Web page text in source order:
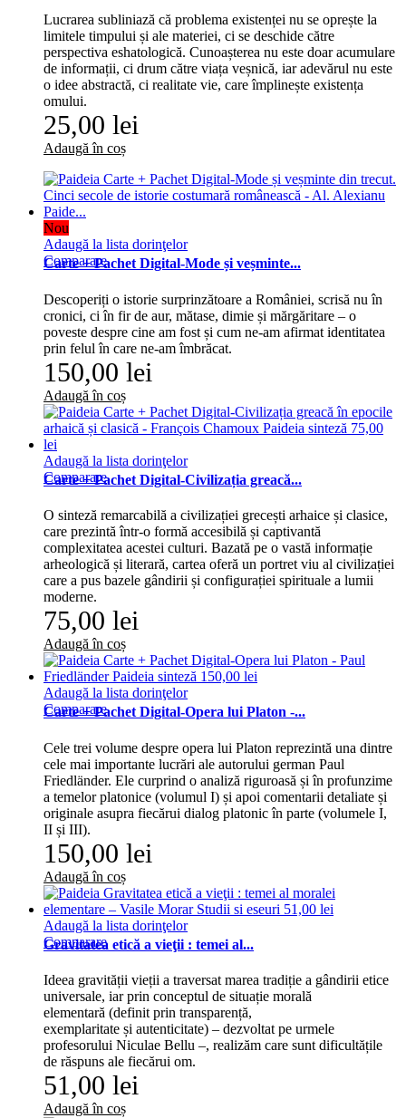
Lucrarea subliniază că problema existenței nu se oprește la
limitele timpului și ale materiei, ci se deschide către
perspectiva eshatologică. Cunoașterea nu este doar acumulare
de informații, ci drum către viața veșnică, iar adevărul nu este
o idee abstractă, ci realitate vie, care împlinește existența
omului.
25,00 lei
Adaugă în coș
Nou
Adaugă la lista dorinţelor
Comparare
Carte + Pachet Digital-Mode și veșminte...
Descoperiți o istorie surprinzătoare a României, scrisă nu în
cronici, ci în fir de aur, mătase, dimie și mărgăritare – o
poveste despre cine am fost și cum ne-am afirmat identitatea
prin felul în care ne-am îmbrăcat.
150,00 lei
Adaugă în coș
Adaugă la lista dorinţelor
Comparare
Carte + Pachet Digital-Civilizația greacă...
O sinteză remarcabilă a civilizației grecești arhaice și clasice,
care prezintă într-o formă accesibilă și captivantă
complexitatea acestei culturi. Bazată pe o vastă informație
arheologică și literară, cartea oferă un portret viu al civilizației
care a pus bazele gândirii și configurației spirituale a lumii
moderne.
75,00 lei
Adaugă în coș
Adaugă la lista dorinţelor
Comparare
Carte + Pachet Digital-Opera lui Platon -...
Cele trei volume despre opera lui Platon reprezintă una dintre
cele mai importante lucrări ale autorului german Paul
Friedländer. Ele curprind o analiză riguroasă și în profunzime
a temelor platonice (volumul I) și apoi comentarii detaliate și
originale asupra fiecărui dialog platonic în parte (volumele I,
II și III).
150,00 lei
Adaugă în coș
Adaugă la lista dorinţelor
Comparare
Gravitatea etică a vieţii : temei al...
Ideea gravității vieții a traversat marea tradiție a gândirii etice
universale, iar prin conceptul de situație morală
elementară (definit prin transparență,
exemplaritate și autenticitate) – dezvoltat pe urmele
profesorului Niculae Bellu –, realizăm care sunt dificultățile
de răspuns ale fiecărui om.
51,00 lei
Adaugă în coș